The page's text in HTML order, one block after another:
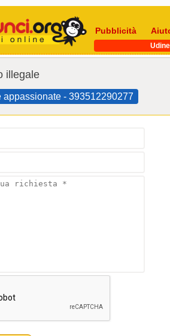
Pubblicità
Udine
illegale
appassionate - 393512290277